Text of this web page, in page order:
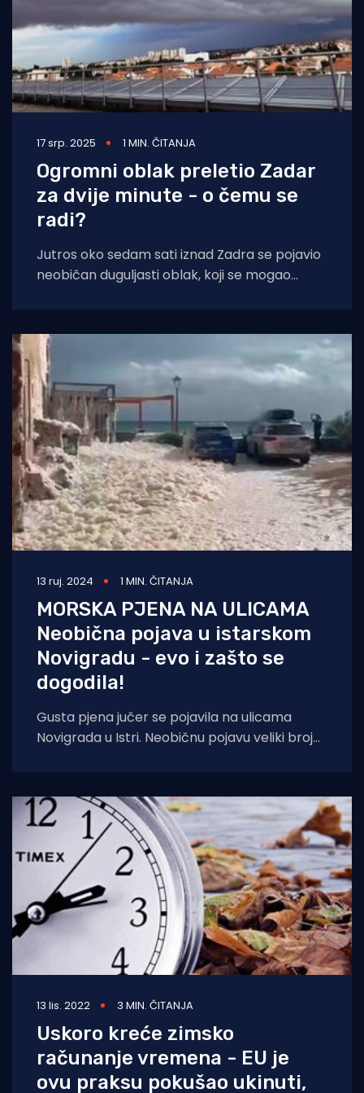
17 srp. 2025 1 MIN. ČITANJA
Ogromni oblak preletio Zadar
za dvije minute - o čemu se
radi?
Jutros oko sedam sati iznad Zadra se pojavio
neobičan duguljasti oblak, koji se mogao
13 ruj. 2024 1 MIN. ČITANJA
MORSKA PJENA NA ULICAMA
Neobična pojava u istarskom
Novigradu - evo i zašto se
dogodila!
Gusta pjena jučer se pojavila na ulicama
Novigrada u Istri. Neobičnu pojavu veliki broj
13 lis. 2022 3 MIN. ČITANJA
Uskoro kreće zimsko
računanje vremena - EU je
ovu praksu pokušao ukinuti,